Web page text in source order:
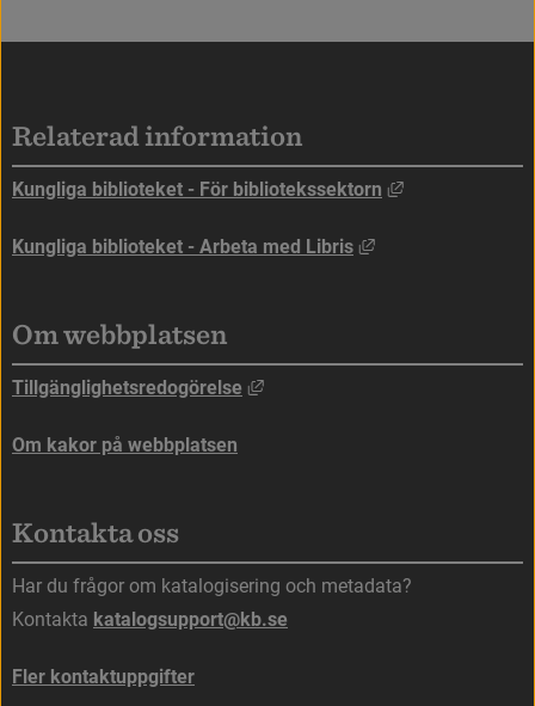
Relaterad information
Kungliga biblioteket - För bibliotekssektorn Länk till annan
Kungliga biblioteket - Arbeta med Libris Länk till annan
Om webbplatsen
Tillgänglighetsredogörelse Länk till annan webbplats,
Om kakor på webbplatsen
Kontakta oss
Har du frågor om katalogisering och metadata?
Kontakta katalogsupport@kb.se
Fler kontaktuppgifter